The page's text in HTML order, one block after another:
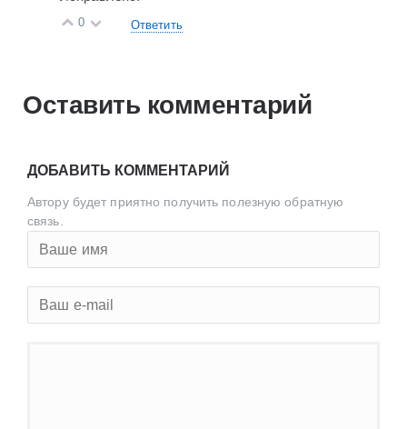
0 Ответить
Оставить комментарий
ДОБАВИТЬ КОММЕНТАРИЙ
Автору будет приятно получить полезную обратную
связь.